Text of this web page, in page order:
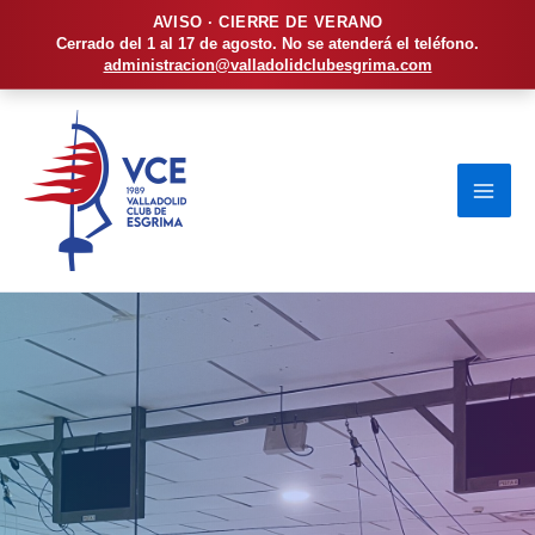
AVISO · CIERRE DE VERANO
Cerrado del 1 al 17 de agosto. No se atenderá el teléfono.
administracion@valladolidclubesgrima.com
contenido